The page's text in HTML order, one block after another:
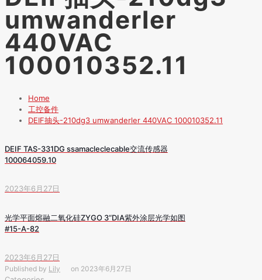
umwanderler
440VAC
100010352.11
Home
工控备件
DEIF抽头-210dg3 umwanderler 440VAC 100010352.11
DEIF TAS-331DG ssamacleclecable交流传感器
100064059.10
2023年6月27日
光学平面熔融二氧化硅ZYGO 3“DIA紫外涂层光学如图
#15-A-82
2023年6月27日
Published by Lily on 2023年6月27日